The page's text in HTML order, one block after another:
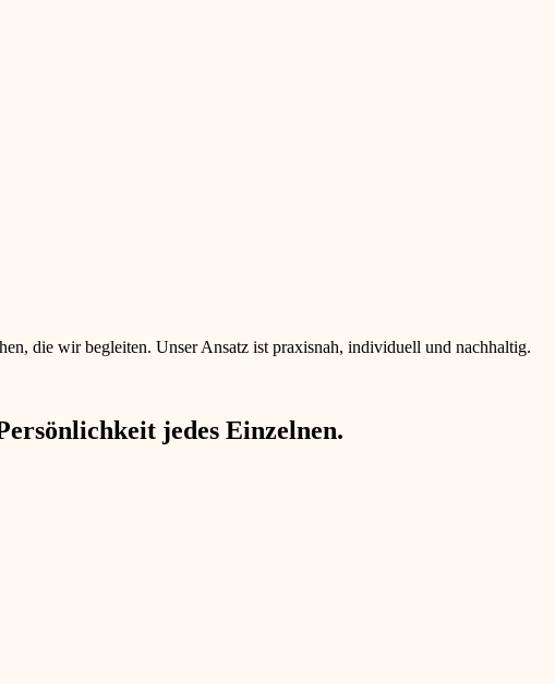
die wir begleiten. Unser Ansatz ist praxisnah, individuell und nachhaltig.
jedes Einzelnen.